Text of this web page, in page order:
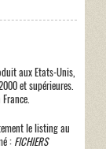
aux Etats-Unis,
et supérieures.
le listing au
: FICHIERS